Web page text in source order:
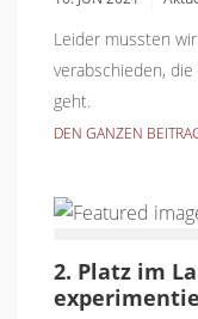
Leider mussten
verabschieden,
geht.
DEN GANZEN
2. Platz im